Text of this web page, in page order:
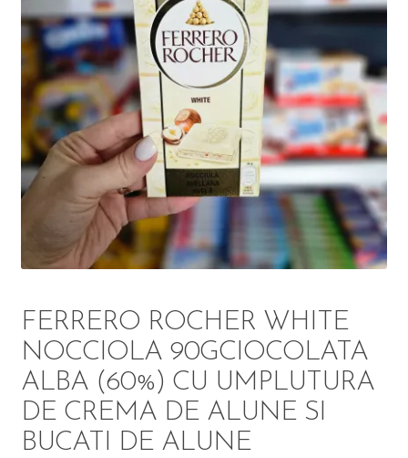
DETERGENT
SOLUȚII CURĂȚENIE
ÎNGRIJIRE
PERSONALĂ
TROLERE
ARTICOLE VOIAJ
FERRERO ROCHER WHITE
NOCCIOLA 90GCIOCOLATA
ALBA (60%) CU UMPLUTURA
DE CREMA DE ALUNE SI
BUCATI DE ALUNE